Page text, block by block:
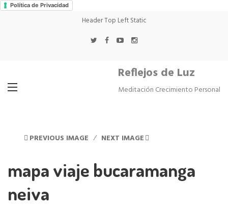
Política de Privacidad
Header Top Left Static
Reflejos de Luz
Meditación Crecimiento Personal
PREVIOUS IMAGE NEXT IMAGE
mapa viaje bucaramanga
neiva